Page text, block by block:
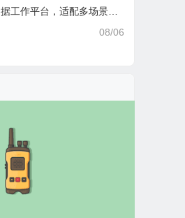
据工作平台，适配多场景数
据分析、高效办公与企业安
08/06